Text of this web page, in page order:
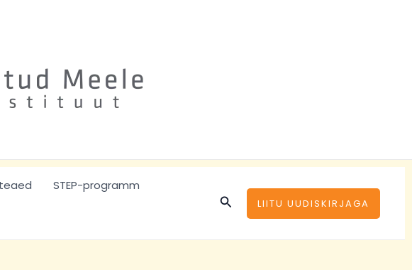
STEP-programm
SearchLIITU UUDISKIRJAGA